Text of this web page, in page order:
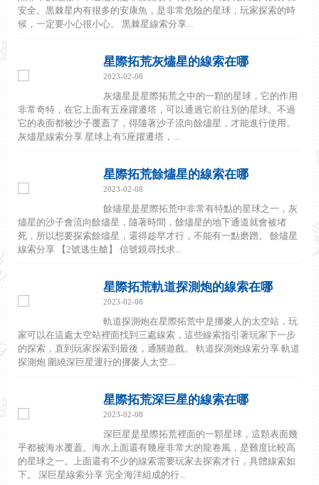
安全。黒棘星內有很多的安康魚，是非常危險的星球，玩家探索的時
候，一定要小心很小心。 黒棘星線索分享...
星際拓荒灰燼星的線索在哪
2023-02-08
灰燼星是星際拓荒之中的一顆的星球，它的作用
非常奇特，在它上面有五座躍遷塔，可以通過它前往別的星球。不過
它的表面都被沙子覆蓋了，得隨著沙子流向餘燼星，才能進行使用。
灰燼星線索分享 星球上有5座躍遷塔，...
星際拓荒餘燼星的線索在哪
2023-02-08
餘燼星是星際拓荒中非常有特點的星球之一，灰
燼星的沙子會流向餘燼星，隨著時間，餘燼星的地下通道就會被堵
死，所以想要探索餘燼星，還得趁早才行，不能有一點磨蹭。 餘燼星
線索分享 【2號逃生艙】 信號鏡尋找求...
星際拓荒軌道探測炮的線索在哪
2023-02-08
軌道探測炮在星際拓荒中是挪麥人的太空站，玩
家可以在這處太空站裡面找到三處線索，這些線索指引著玩家下一步
的探索，直到玩家探索到最後，通關遊戲。 軌道探測炮線索分享 軌道
探測炮 圍繞深巨星運行的挪麥人太空...
星際拓荒深巨星的線索在哪
2023-02-08
深巨星是星際拓荒裡面的一顆星球，這顆表面幾
乎都被海水覆蓋。海水上面還有幾座非常大的龍卷風，是難度比較高
的星球之一。上面還有不少的線索需要玩家去探索才行，具體線索如
下。 深巨星線索分享 完全海洋組成的行...